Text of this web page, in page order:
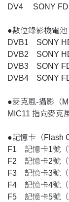
DV4 SONY
●數位錄影機電池
DVB1 SONY
DVB2 SONY
DVB3 SONY
DVB4 SONY
●麥克風-攝影（
MIC11 指向麥克
●記憶卡（Flash
F1 記憶卡1號
F2 記憶卡2號
F3 記憶卡3
F4 記憶卡4號
F5 記憶卡5號（